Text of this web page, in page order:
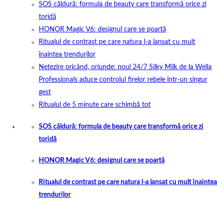
SOS căldură: formula de beauty care transformă orice zi
toridă
HONOR Magic V6: designul care se poartă
Ritualul de contrast pe care natura l-a lansat cu mult
înaintea trendurilor
Netezire oricând, oriunde: noul 24/7 Silky Milk de la Wella
Professionals aduce controlul firelor rebele într-un singur
gest
Ritualul de 5 minute care schimbă tot
SOS căldură: formula de beauty care transformă orice zi
toridă
HONOR Magic V6: designul care se poartă
Ritualul de contrast pe care natura l-a lansat cu mult înaintea
trendurilor